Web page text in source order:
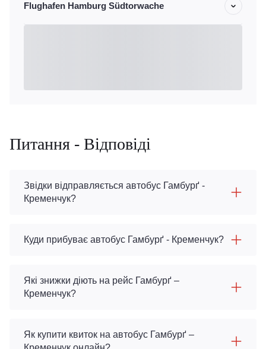
Flughafen Hamburg Südtorwache
Питання - Відповіді
Звідки відправляється автобус Гамбурґ -
Кременчук?
Куди прибуває автобус Гамбурґ - Кременчук?
Які знижки діють на рейс Гамбурґ –
Кременчук?
Як купити квиток на автобус Гамбурґ –